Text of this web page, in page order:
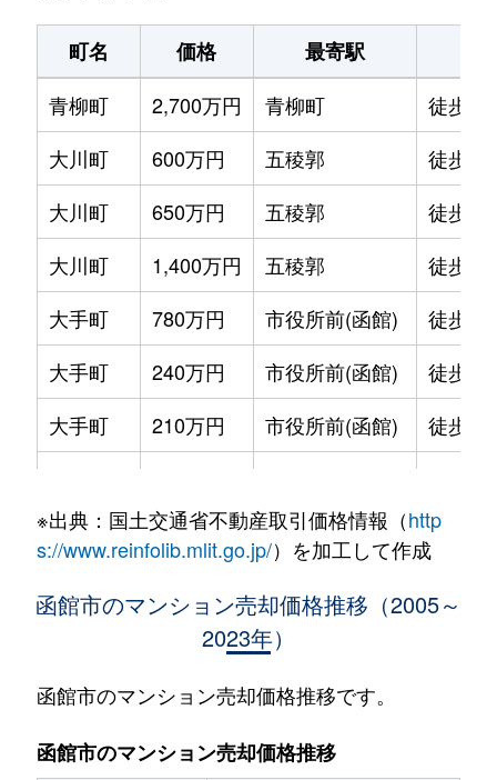
町名 価格 最寄駅
青柳町
2,700万円 青柳町
徒歩0
大川町
600万円 五稜郭
徒歩14
大川町
650万円 五稜郭
徒歩13
大川町
1,400万円 五稜郭
徒歩7
大手町
780万円 市役所前(函館)
徒歩2
大手町
240万円 市役所前(函館)
徒歩2
大手町
210万円 市役所前(函館)
徒歩2
大森町
330万円 松風町
徒歩5
2,400万円 五稜郭
五稜郭町
520万円 五稜郭
末広町
230万円 十字街
※出典：国土交通省不動産取引価格情報（http
s://www.reinfolib.mlit.go.jp/）を加工して作成
函館市のマンション売却価格推移（2005～
2023年）
函館市のマンション売却価格推移です。
函館市のマンション売却価格推移